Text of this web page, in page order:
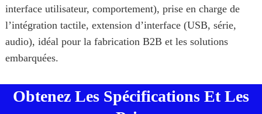
interface utilisateur, comportement), prise en charge de
l’intégration tactile, extension d’interface (USB, série,
audio), idéal pour la fabrication B2B et les solutions
embarquées.
Obtenez Les Spécifications Et Les